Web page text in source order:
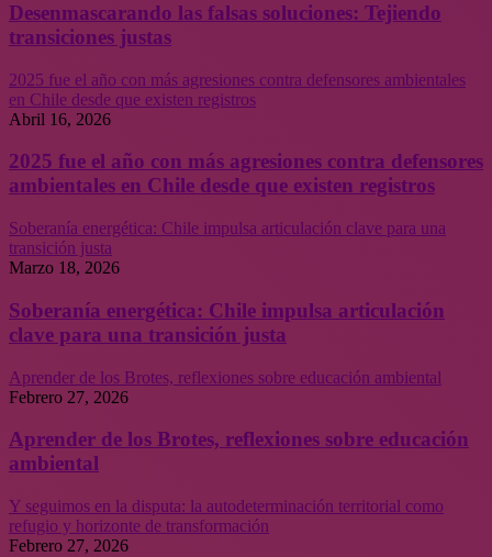
Desenmascarando las falsas soluciones: Tejiendo
transiciones justas
2025 fue el año con más agresiones contra defensores ambientales
en Chile desde que existen registros
Abril 16, 2026
2025 fue el año con más agresiones contra defensores
ambientales en Chile desde que existen registros
Soberanía energética: Chile impulsa articulación clave para una
transición justa
Marzo 18, 2026
Soberanía energética: Chile impulsa articulación
clave para una transición justa
Aprender de los Brotes, reflexiones sobre educación ambiental
Febrero 27, 2026
Aprender de los Brotes, reflexiones sobre educación
ambiental
Y seguimos en la disputa: la autodeterminación territorial como
refugio y horizonte de transformación
Febrero 27, 2026